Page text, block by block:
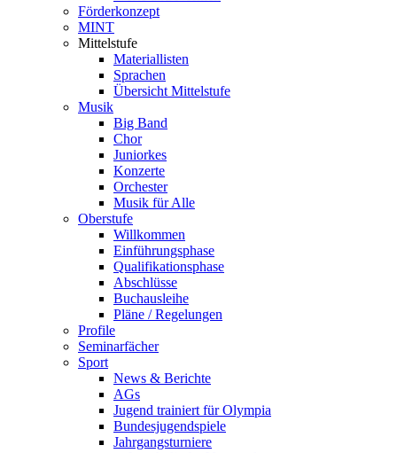
Förderkonzept
MINT
Mittelstufe
Materiallisten
Sprachen
Übersicht Mittelstufe
Musik
Big Band
Chor
Juniorkes
Konzerte
Orchester
Musik für Alle
Oberstufe
Willkommen
Einführungsphase
Qualifikationsphase
Abschlüsse
Buchausleihe
Pläne / Regelungen
Profile
Seminarfächer
Sport
News & Berichte
AGs
Jugend trainiert für Olympia
Bundesjugendspiele
Jahrgangsturniere